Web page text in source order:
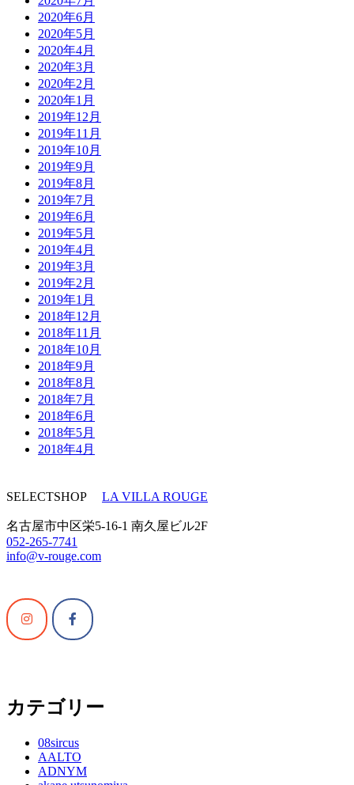
2020年6月
2020年5月
2020年4月
2020年3月
2020年2月
2020年1月
2019年12月
2019年11月
2019年10月
2019年9月
2019年8月
2019年7月
2019年6月
2019年5月
2019年4月
2019年3月
2019年2月
2019年1月
2018年12月
2018年11月
2018年10月
2018年9月
2018年8月
2018年7月
2018年6月
2018年5月
2018年4月
SELECTSHOP LA VILLA ROUGE
名古屋市中区栄5-16-1 南久屋ビル2F
052-265-7741
info@v-rouge.com
カテゴリー
08sircus
AALTO
ADNYM